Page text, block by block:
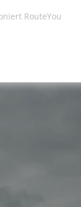
RouteYou